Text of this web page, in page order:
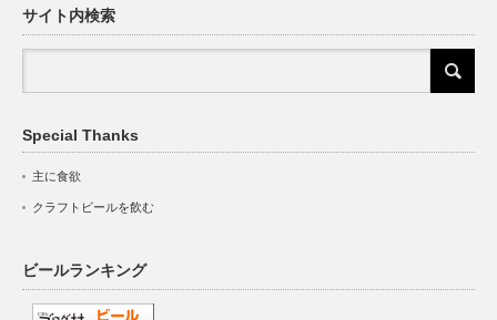
サイト内検索
Special Thanks
主に食欲
クラフトビールを飲む
ビールランキング